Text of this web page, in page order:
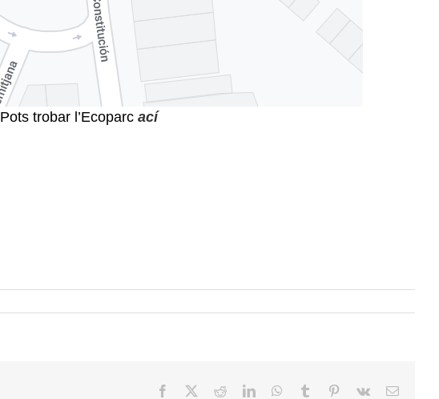
Pots trobar l’Ecoparcací
Facebook RedditLinkedInWhatsApp
Tumblr Pinterest
Vk Email: